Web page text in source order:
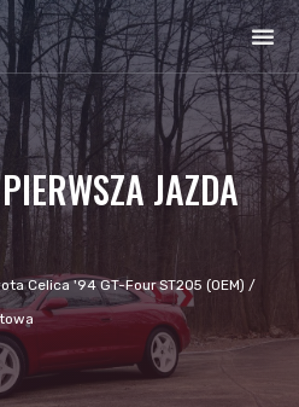
JAZDA
Celica '94 GT-Four ST205 (OEM) /